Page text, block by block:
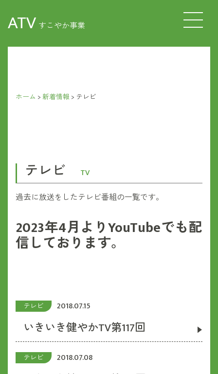
ATV すこやか事業
ホーム >新着情報> テレビ
テレビ
TV
過去に放送をしたテレビ番組の一覧です。
2023年4月よりYouTubeでも配
信しております。
テレビ 2018.07.15
いきいき健やかTV第117回
テレビ 2018.07.08